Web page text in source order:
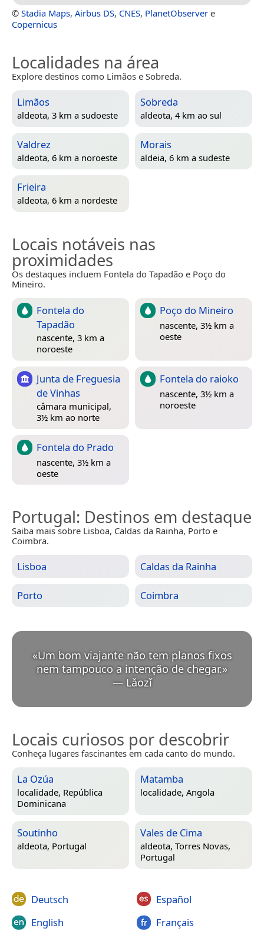
© Stadia Maps, Airbus DS, CNES, PlanetObserver e
Copernicus
Localidades na área
Explore destinos como Limãos e Sobreda.
Limãos
aldeota, 3 km a sudoeste
Sobreda
aldeota, 4 km ao sul
Valdrez
aldeota, 6 km a noroeste
Morais
aldeia, 6 km a sudeste
Frieira
aldeota, 6 km a nordeste
Locais notáveis nas
proximidades
Os destaques incluem Fontela do Tapadão e Poço do
Mineiro.
Fontela do
Tapadão
nascente, 3 km a
noroeste
Poço do Mineiro
nascente, 3½ km a
oeste
Junta de Freguesia
de Vinhas
câmara municipal,
3½ km ao norte
Fontela do raioko
nascente, 3½ km a
noroeste
Fontela do Prado
nascente, 3½ km a
oeste
Portugal: Destinos em destaque
Saiba mais sobre Lisboa, Caldas da Rainha, Porto e
Coimbra.
Lisboa Caldas da Rainha
Porto Coimbra
«Um bom viajante não tem planos fixos
nem tampouco a intenção de chegar.
— Lǎozǐ
Locais curiosos por descobrir
Conheça lugares fascinantes em cada canto do mundo.
La Ozúa
localidade, República
Dominicana
Matamba
localidade, Angola
Soutinho
aldeota, Portugal
Vales de Cima
aldeota, Torres Novas,
Portugal
Deutsch
English
Español
Français